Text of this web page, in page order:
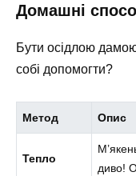
Домашні
Бути осідлою
собі допомогти?
Метод Опис
Тепло
диво!